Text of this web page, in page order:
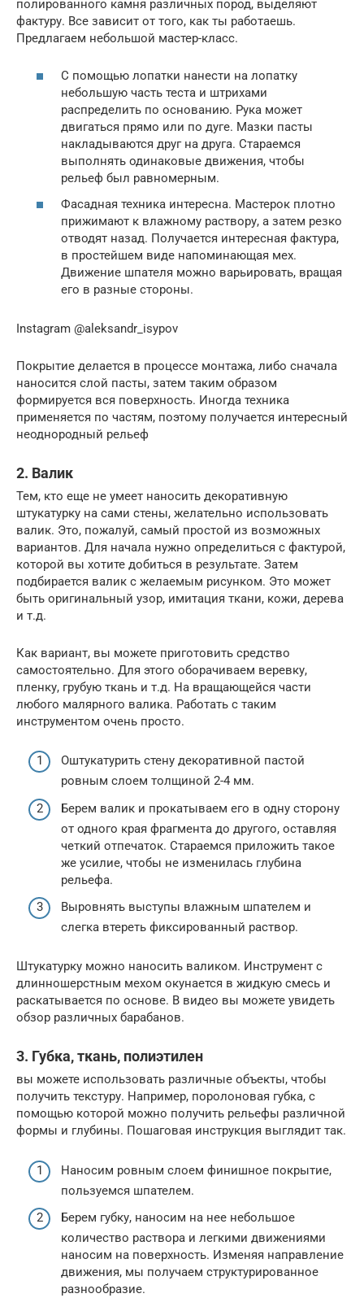
полированного камня различных пород, выделяют
фактуру. Все зависит от того, как ты работаешь.
Предлагаем небольшой мастер-класс.
С помощью лопатки нанести на лопатку
небольшую часть теста и штрихами
распределить по основанию. Рука может
двигаться прямо или по дуге. Мазки пасты
накладываются друг на друга. Стараемся
выполнять одинаковые движения, чтобы
рельеф был равномерным.
Фасадная техника интересна. Мастерок плотно
прижимают к влажному раствору, а затем резко
отводят назад. Получается интересная фактура,
в простейшем виде напоминающая мех.
Движение шпателя можно варьировать, вращая
его в разные стороны.
Instagram @aleksandr_isypov
Покрытие делается в процессе монтажа, либо сначала
наносится слой пасты, затем таким образом
формируется вся поверхность. Иногда техника
применяется по частям, поэтому получается интересный
неоднородный рельеф
2. Валик
Тем, кто еще не умеет наносить декоративную
штукатурку на сами стены, желательно использовать
валик. Это, пожалуй, самый простой из возможных
вариантов. Для начала нужно определиться с фактурой,
которой вы хотите добиться в результате. Затем
подбирается валик с желаемым рисунком. Это может
быть оригинальный узор, имитация ткани, кожи, дерева
и т.д.
Как вариант, вы можете приготовить средство
самостоятельно. Для этого оборачиваем веревку,
пленку, грубую ткань и т.д. На вращающейся части
любого малярного валика. Работать с таким
инструментом очень просто.
Оштукатурить стену декоративной пастой
ровным слоем толщиной 2-4 мм.
Берем валик и прокатываем его в одну сторону
от одного края фрагмента до другого, оставляя
четкий отпечаток. Стараемся приложить такое
же усилие, чтобы не изменилась глубина
рельефа.
Выровнять выступы влажным шпателем и
слегка втереть фиксированный раствор.
Штукатурку можно наносить валиком. Инструмент с
длинношерстным мехом окунается в жидкую смесь и
раскатывается по основе. В видео вы можете увидеть
обзор различных барабанов.
3. Губка, ткань, полиэтилен
вы можете использовать различные объекты, чтобы
получить текстуру. Например, поролоновая губка, с
помощью которой можно получить рельефы различной
формы и глубины. Пошаговая инструкция выглядит так.
Наносим ровным слоем финишное покрытие,
пользуемся шпателем.
Берем губку, наносим на нее небольшое
количество раствора и легкими движениями
наносим на поверхность. Изменяя направление
движения, мы получаем структурированное
разнообразие.